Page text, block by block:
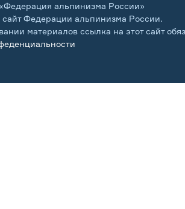
альпинизма России»
Федерации альпинизма России.
материалов ссылка на этот сайт